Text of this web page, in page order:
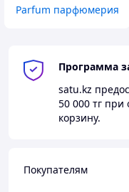
Parfum парфюмерия
Программа
satu.kz
50 000 тг при
корзину.
Покупателям